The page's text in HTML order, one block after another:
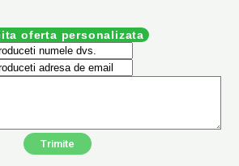
oferta personalizata